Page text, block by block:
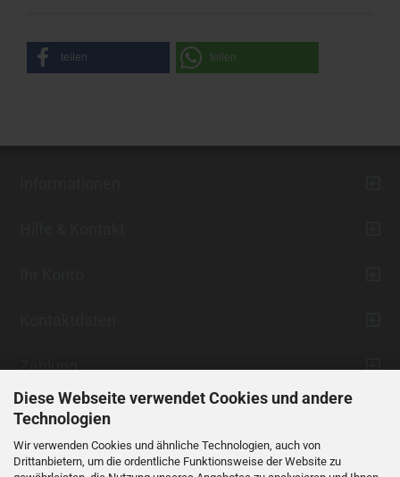
Diese Webseite verwendet Cookies und andere
Technologien
Wir verwenden Cookies und ähnliche Technologien, auch von
Drittanbietern, um die ordentliche Funktionsweise der Website zu
teilen teilen
Zahlung